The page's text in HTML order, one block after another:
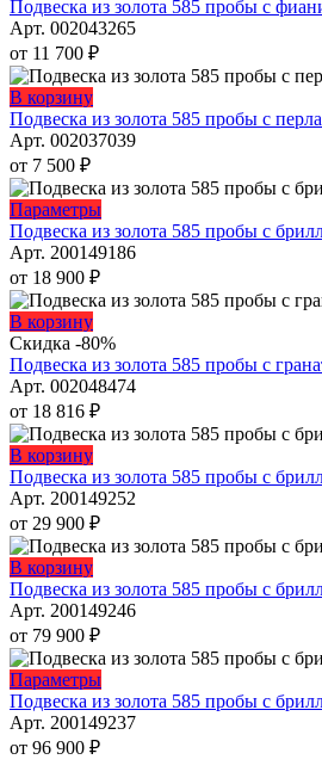
выбрать
на
странице
товара.
товар
имеет
вариаций.
можно
выбрать
товара.
Подвеска из золота 585 пробы с
Арт. 002043265
от 11 700 ₽
В корзинуЭтот
товар
имеет
вариаций.
Опции
можно
выбрать
на
странице
товара.
Подвеска из золота 585 пробы с
Арт. 002037039
от 7 500 ₽
ПараметрыЭтот
товар
имеет
вариаций.
можно
выбрать
на
Подвеска из золота 585 пробы с
Арт. 200149186
от 18 900 ₽
В корзинуЭтот
товар
имеет
несколько
вариаций.
Опции
можно
выбрать
на
странице
товара.
Скидка -80%
Подвеска из золота 585 пробы с
Арт. 002048474
от 18 816 ₽
В корзинуЭтот
товар
имеет
несколько
вариаций.
Опции
можно
выбрать
на
странице
товара.
Подвеска из золота 585 пробы с
Арт. 200149252
от 29 900 ₽
В корзинуЭтот
товар
имеет
несколько
вариаций.
Опции
можно
выбрать
на
странице
Подвеска из золота 585 пробы с
Арт. 200149246
от 79 900 ₽
ПараметрыЭтот
товар
имеет
Подвеска из золота 585 пробы с
Арт. 200149237
от 96 900 ₽